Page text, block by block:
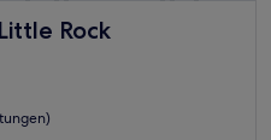
Rock